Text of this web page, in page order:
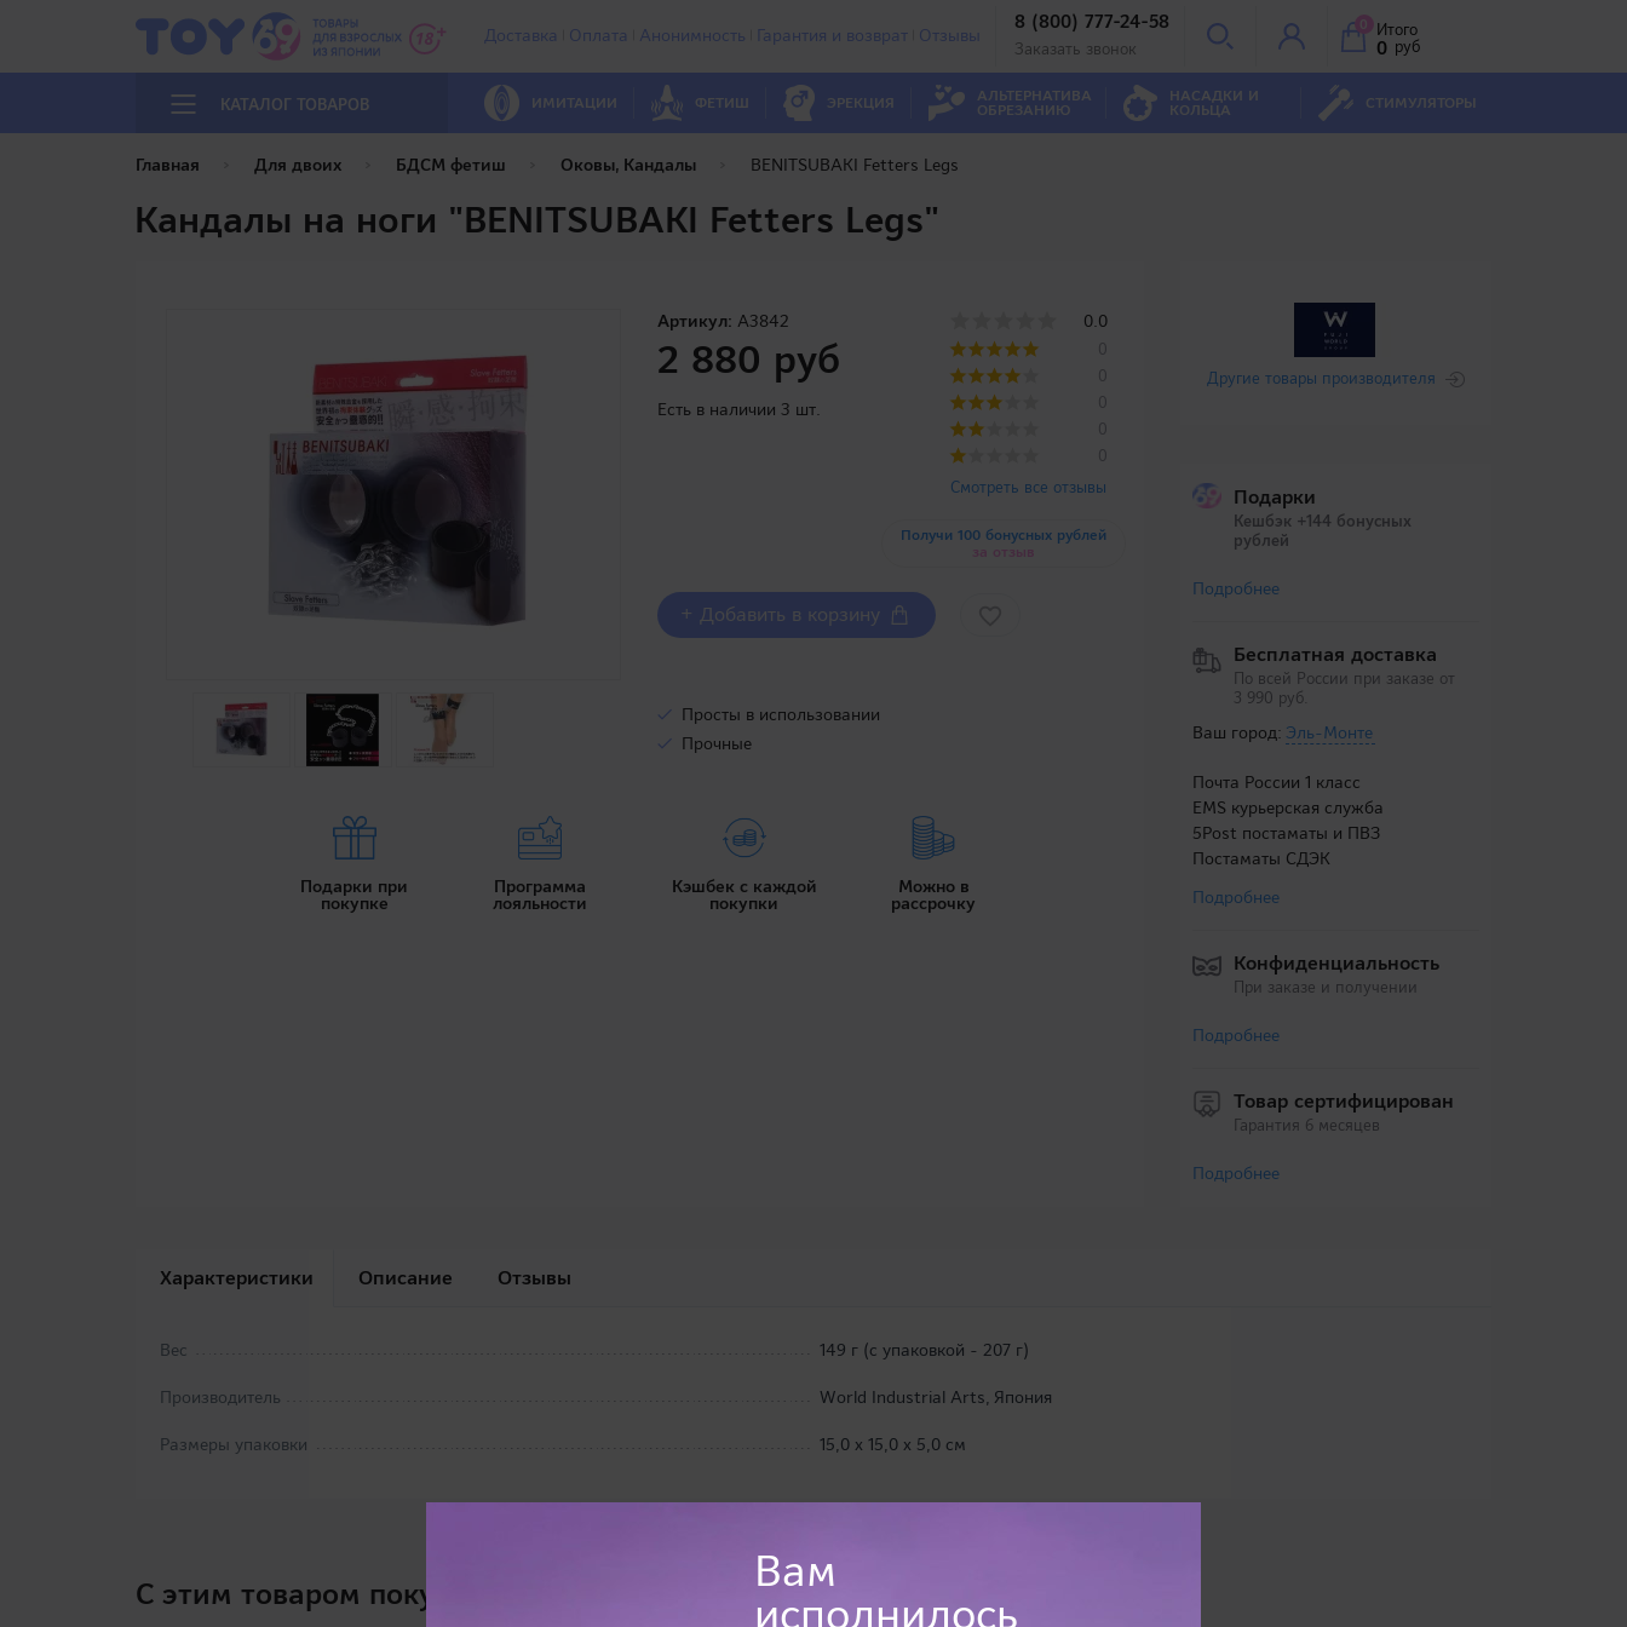
Доставка Оплата Анонимность Гарантия и возврат Отзывы
8 (800) 777-24-58
Заказать звонок
0 Итого
0 руб
КАТАЛОГ ТОВАРОВ ИМИТАЦИИ ФЕТИШ ЭРЕКЦИЯ АЛЬТЕРНАТИВА
ОБРЕЗАНИЮ
НАСАДКИ И
КОЛЬЦА СТИМУЛЯТОРЫ
Главная Для двоих БДСМ фетиш Оковы, Кандалы BENITSUBAKI Fetters Legs
Кандалы на ноги "BENITSUBAKI Fetters Legs"
Артикул: A3842
2 880 руб
Есть в наличии 3 шт.
0.0
0
0
0
0
0
Смотреть все отзывы
Получи 100 бонусных рублей
за отзыв
+ Добавить в корзину
Просты в использовании
Прочные
Подарки при
покупке
Программа
лояльности
Кэшбек с каждой
покупки
Можно в
рассрочку
Другие товары производителя
Подарки
Кешбэк +144 бонусных
рублей
Подробнее
Бесплатная доставка
По всей России при заказе от
3 990 руб.
Ваш город: Эль-Монте
Почта России 1 класс
EMS курьерская служба
5Post постаматы и ПВЗ
Постаматы СДЭК
Подробнее
Конфиденциальность
При заказе и получении
Подробнее
Товар сертифицирован
Гарантия 6 месяцев
Подробнее
Характеристики Описание Отзывы
Вес 149 г (с упаковкой - 207 г)
Производитель World Industrial Arts, Япония
Размеры упаковки 15,0 х 15,0 х 5,0 см
C этим товаром покупают
Вам
исполнилось